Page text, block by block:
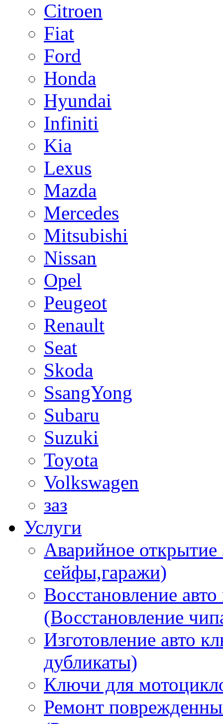
Citroen
Fiat
Ford
Honda
Hyundai
Infiniti
Kia
Lexus
Mazda
Mercedes
Mitsubishi
Nissan
Opel
Peugeot
Renault
Seat
Skoda
SsangYong
Subaru
Suzuki
Toyota
Volkswagen
заз
Услуги
Аварийное
сейфы,гаражи)
Восстановление
(Восстановление
Изготовление авто
дубликаты)
Ключи для
Ремонт